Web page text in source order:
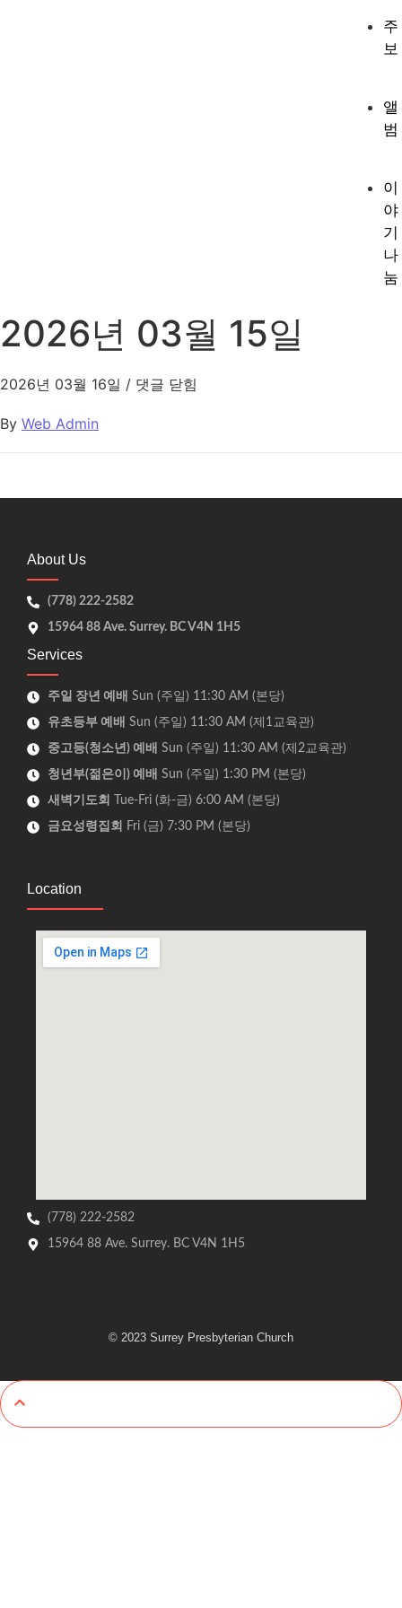
주
보
앨
범
이
야
기
나
눔
2026년 03월 15일
2026년 03월 16일 / 댓글 닫힘
By Web Admin
About Us
(778) 222-2582
15964 88 Ave. Surrey. BC V4N 1H5
Services
주일 장년 예배 Sun (주일) 11:30 AM (본당)
유초등부 예배 Sun (주일) 11:30 AM (제1교육관)
중고등(청소년) 예배 Sun (주일) 11:30 AM (제2교육관)
청년부(젊은이) 예배 Sun (주일) 1:30 PM (본당)
새벽기도회 Tue-Fri (화-금) 6:00 AM (본당)
금요성령집회 Fri (금) 7:30 PM (본당)
Location
(778) 222-2582
15964 88 Ave. Surrey. BC V4N 1H5
© 2023 Surrey Presbyterian Church